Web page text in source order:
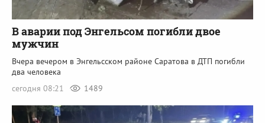
В аварии под Энгельсом погибли двое
мужчин
Вчера вечером в Энгельсском районе Саратова в ДТП погибли
два человека
сегодня 08:21
1489